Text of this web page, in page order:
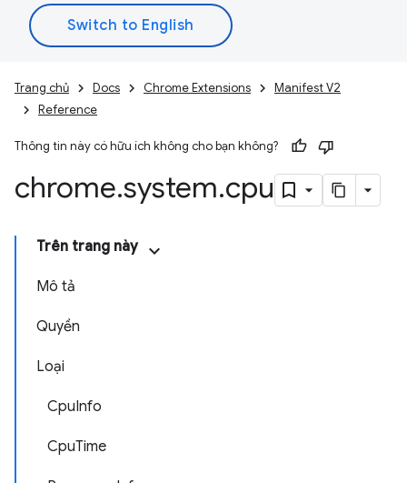
Trang chủ Docs Chrome Extensions
Manifest V2
Reference
Thông tin này có hữu ích không cho bạn không?
chrome.system.cpu
Trên trang này
Mô tả
Quyền
Loại
CpuInfo
CpuTime